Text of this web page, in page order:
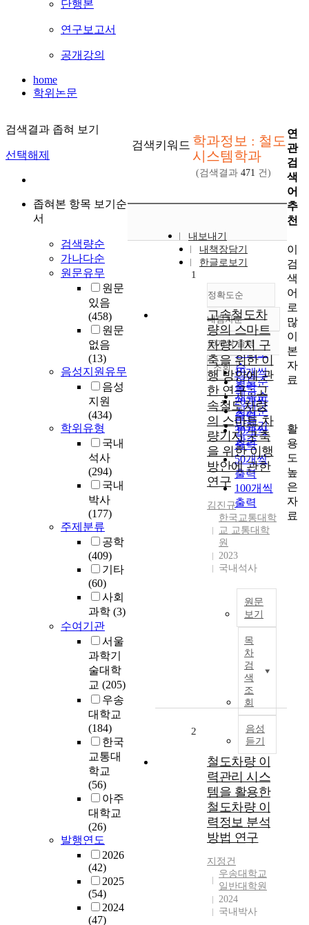
단행본
연구보고서
공개강의
home
학위논문
검색결과 좁혀 보기
선택해제
좁혀본 항목 보기순
서
검색량순
가나다순
원문유무
원문
있음
(458)
원문
없음
(13)
음성지원유무
음성
지원
(434)
학위유형
국내
석사
(294)
국내
박사
(177)
주제분류
공학
(409)
기타
(60)
사회
과학 (3)
수여기관
서울
과학기
술대학
교 (205)
우송
대학교
(184)
한국
교통대
학교
(56)
아주
대학교
(26)
발행연도
2026
(42)
2025
(54)
2024
(47)
검색키워드 학과정보 : 철도
시스템학과
(검색결과 471 건)
내보내기
내책장담기
한글로보기
정확도순
정확도
순
인기도
순
연도순
제목순
저자순
발행기
관순
내림차순
내림차순
10개씩 출력
10개씩
출력
20개씩
출력
30개씩
출력
50개씩
출력
100개씩
출력
조회
1
고속철도차
량의 스마트
차량기지 구
축을 위한 이
행 방안에 관
한 연구 : 고
속철도차량
의 스마트 차
량기지 구축
을 위한 이행
방안에 관한
연구
김진규
한국교통대학
교 교통대학
원
2023
국내석사
원문
보기
목
차
검
색
조
회
음성
듣기
2
철도차량 이
력관리 시스
템을 활용한
철도차량 이
력정보 분석
방법 연구
지정건
우송대학교
일반대학원
2024
국내박사
연
관
검
색
어
추
천
이
검
색
어
로
많
이
본
자
료
활
용
도
높
은
자
료